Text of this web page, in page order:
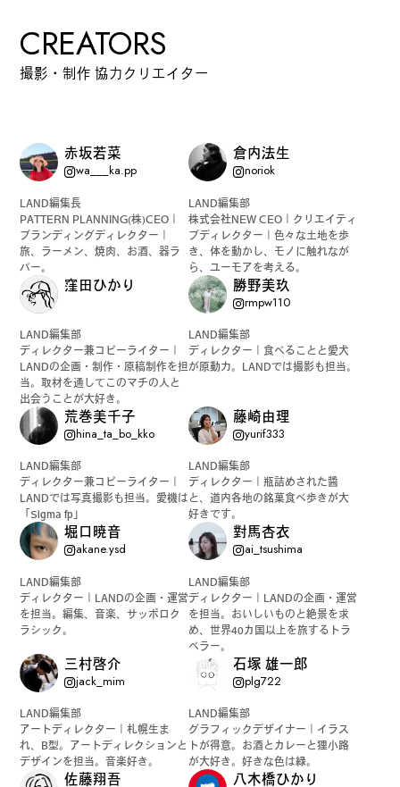
CREATORS
撮影・制作 協力クリエイター
赤坂若菜
wa___ka.pp
LAND編集長
PATTERN PLANNING(株)CEO｜
ブランディングディレクター｜
旅、ラーメン、焼肉、お酒、器ラ
バー。
倉内法生
noriok
LAND編集部
株式会社NEW CEO｜クリエイティ
ブディレクター｜色々な土地を歩
き、体を動かし、モノに触れなが
ら、ユーモアを考える。
窪田ひかり
LAND編集部
ディレクター兼コピーライター｜
LANDの企画・制作・原稿制作を担
当。取材を通してこのマチの人と
出会うことが大好き。
勝野美玖
rmpw110
LAND編集部
ディレクター｜食べることと愛犬
が原動力。LANDでは撮影も担当。
荒巻美千子
hina_ta_bo_kko
LAND編集部
ディレクター兼コピーライター｜
LANDでは写真撮影も担当。愛機は
「Sigma fp」
藤崎由理
yurif333
LAND編集部
ディレクター｜瓶詰めされた醬
と、道内各地の銘菓食べ歩きが大
好きです。
堀口暁音
akane.ysd
LAND編集部
ディレクター｜LANDの企画・運営
を担当。編集、音楽、サッポロク
ラシック。
對馬杏衣
ai_tsushima
LAND編集部
ディレクター｜LANDの企画・運営
を担当。おいしいものと絶景を求
め、世界40カ国以上を旅するトラ
ベラー。
三村啓介
jack_mim
LAND編集部
アートディレクター｜札幌生ま
れ、B型。アートディレクションと
デザインを担当。音楽好き。
石塚 雄一郎
plg722
LAND編集部
グラフィックデザイナー｜イラス
トが得意。お酒とカレーと狸小路
が大好き。好きな色は緑。
佐藤翔吾 八木橋ひかり